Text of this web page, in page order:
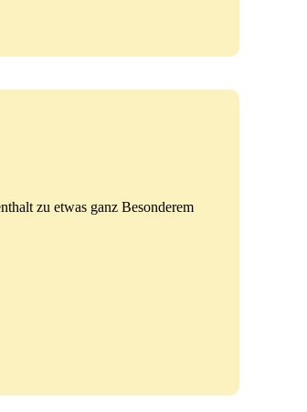
zu etwas ganz Besonderem